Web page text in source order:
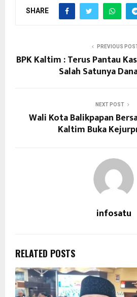
SHARE
PREVIOUS
BPK Kaltim : Terus Pantau
Salah Satunya
NEXT POST
Wali Kota Balikpapan
Kaltim Buka
infosatu
RELATED POSTS